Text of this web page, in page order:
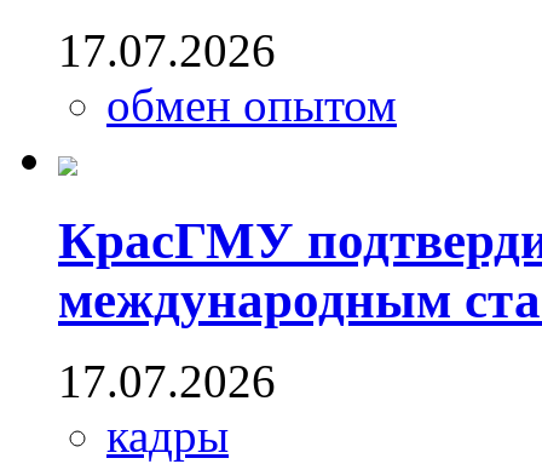
17.07.2026
обмен опытом
КрасГМУ
международным
17.07.2026
кадры